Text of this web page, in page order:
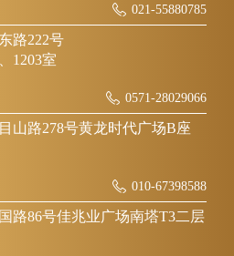
021-55880785
路222号
1203室
0571-28029066
山路278号黄龙时代广场B座
010-67398588
路86号佳兆业广场南塔T3二层